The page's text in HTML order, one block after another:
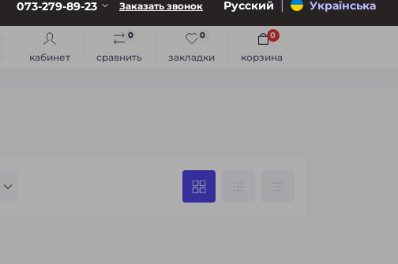
073-279-89-23 Заказать звонок Русский | Українська
кабинет сравнить
0
закладки
0
корзина
0